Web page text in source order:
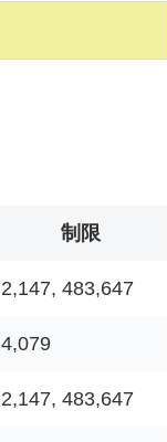
制限
2,147, 483,647
4,079
2,147, 483,647